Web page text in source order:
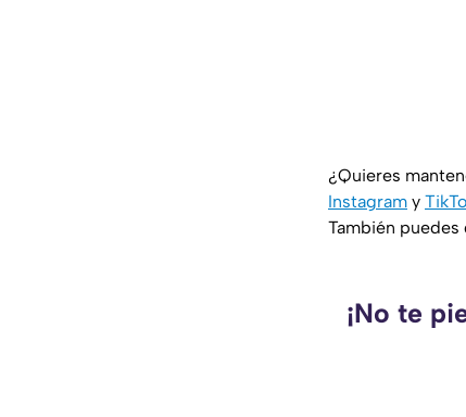
¿Quieres
Instagram y
También
¡No te